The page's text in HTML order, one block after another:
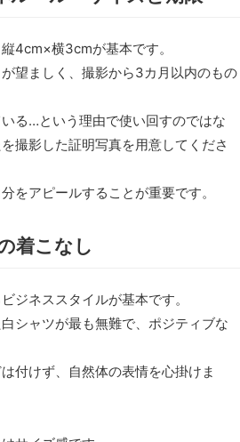
4cm×横3cmが基本です。
望ましく、撮影から3カ月以内のもの
る…という理由で使い回すのではな
撮影した証明写真を用意してくださ
をアピールすることが重要です。
着こなし
ジネススタイルが基本です。
シャツが最も無難で、ポジティブな
付けず、自然体の表情を心掛けま